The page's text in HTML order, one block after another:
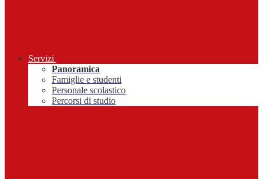
Servizi
Panoramica
Famiglie e studenti
Personale scolastico
Percorsi di studio